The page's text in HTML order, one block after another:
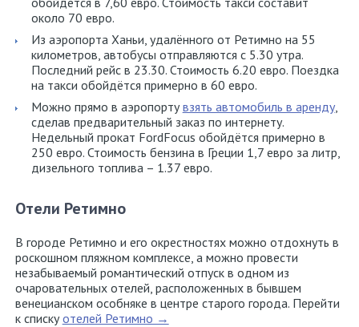
Карта
сайта
О
нас
Контакты
конфиденциальности
около 70 евро.
Из аэропорта Ханьи, удалённого от Ретимно на 55
километров, автобусы отправляются с 5.30 утра.
Последний рейс в 23.30. Стоимость 6.20 евро. Поездка
на такси обойдётся примерно в 60 евро.
Можно прямо в аэропортувзять автомобиль в аренду,
сделав предварительный заказ по интернету.
Недельный прокат FordFocus обойдётся примерно в
250 евро. Стоимость бензина в Греции 1,7 евро за литр,
дизельного топлива – 1.37 евро.
Отели Ретимно
В городе Ретимно и его окрестностях можно отдохнуть в
роскошном пляжном комплексе, а можно провести
незабываемый романтический отпуск в одном из
очаровательных отелей, расположенных в бывшем
венецианском особняке в центре старого города. Перейти
к спискуотелей Ретимно →